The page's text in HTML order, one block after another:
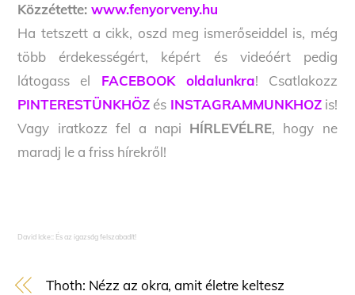
Közzétette:www.fenyorveny.hu
Ha tetszett a cikk, oszd meg ismerőseiddel is, még
több érdekességért, képért és videóért pedig
látogass el FACEBOOK oldalunkra! Csatlakozz
PINTERESTÜNKHÖZ és INSTAGRAMMUNKHOZis!
Vagy iratkozz fel a napi HÍRLEVÉLRE, hogy ne
maradj le a friss hírekről!
David Icke:: És az igazság felszabadít!
Thoth: Nézz az okra, amit életre keltesz